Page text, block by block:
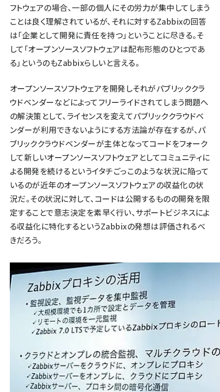
フトウェアの場合、一部の個人にその労力が集中してしまう
ことは良く理解されているが、それに対するZabbixの回答
は「企業として開発に責任を持つ」ということに尽きる。そ
して「オープンソースソフトウェアは配布形態のひとつであ
る」というのもZabbixらしいと言える。
オープンソースソフトウェアを開発しそれがパブリッククラ
ウドベンダーなどによってフリーライドされてしまう問題へ
の解決策として、ライセンスを変えてパブリッククラウドベ
ンダーが利用できないようにする方法論が存在するが、パ
ブリッククラウドベンダーが主体となってコードをフォーク
して新しいオープンソースソフトウェアとしてコミュニティに
よる開発を続けるというイタチごっこのような状況に陥って
いるのが近年のオープンソースソフトウェアの収益化の状
況だ。その状況に対して、コードは公開するものの開発を限
定することで意志決定を素早く行い、サポートビジネスによ
る収益化に特化するというZabbixの発想は評価されるべ
きだろう。